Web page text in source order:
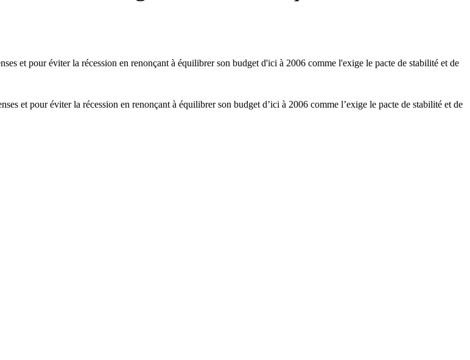
et pour éviter la récession en renonçant à équilibrer son budget d'ici à 2006 comme l'exige le pacte de stabilité et de
et pour éviter la récession en renonçant à équilibrer son budget d’ici à 2006 comme l’exige le pacte de stabilité et de